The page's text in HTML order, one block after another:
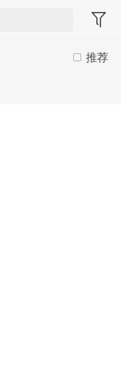
推荐